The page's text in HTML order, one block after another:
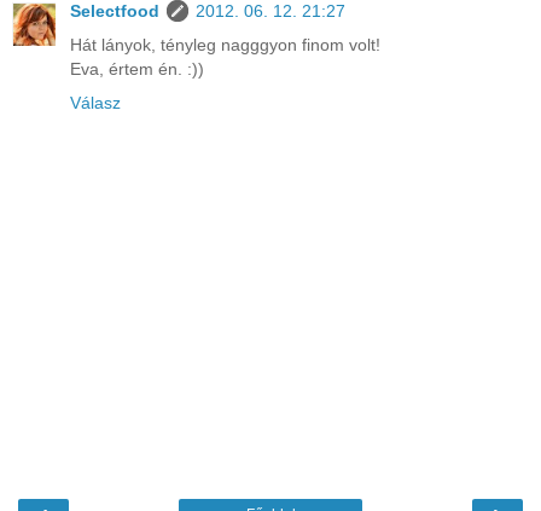
Selectfood
2012. 06. 12. 21:27
Hát lányok, tényleg nagggyon finom volt!
Eva, értem én. :))
Válasz